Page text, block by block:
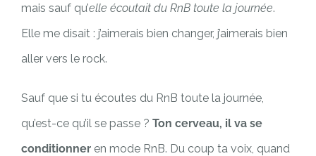
mais sauf qu’elle écoutait du RnB toute la journée.
Elle me disait : j’aimerais bien changer, j’aimerais bien
aller vers le rock.
Sauf que si tu écoutes du RnB toute la journée,
qu’est-ce qu’il se passe ? Ton cerveau, il va se
conditionneren mode RnB. Du coup ta voix, quand